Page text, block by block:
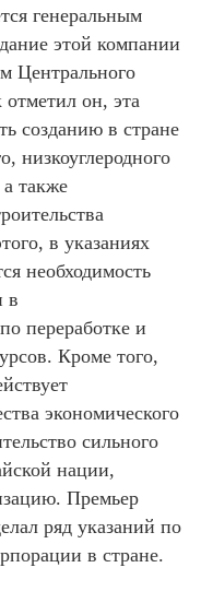
генеральным
этой компании
Центрального
он, эта
созданию в стране
низкоуглеродного
также
в указаниях
необходимость
в
переработке и
Кроме того,
экономического
сильного
нации,
Премьер
ряд указаний по
в стране.